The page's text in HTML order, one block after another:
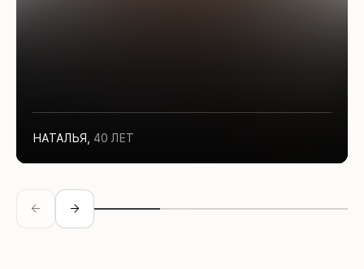
НАТАЛЬЯ, 40 ЛЕТ